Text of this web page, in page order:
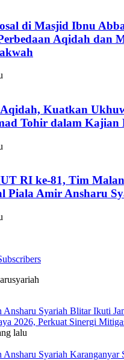
di Masjid Ibnu
Aqidah dan
Kuatkan
Tohir dalam Kajian
RI ke-81, Tim
Piala Amir Ansharu
Ansharu Syariah Blitar Ikuti
2026, Perkuat Sinergi
lalu
Ansharu Syariah Karanganyar